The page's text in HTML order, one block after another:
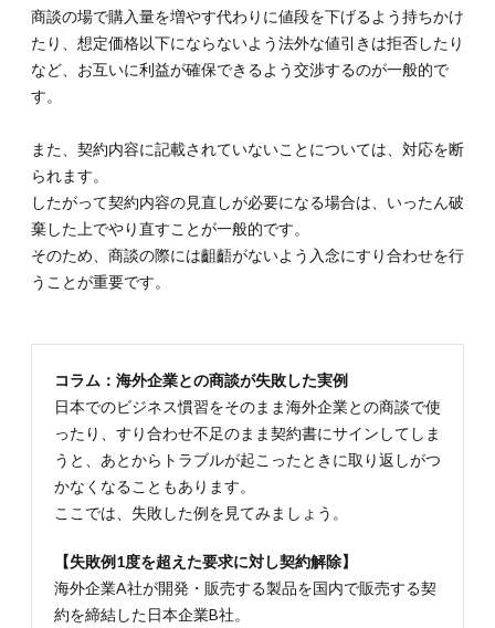
を重視
する
3.3.
ったら
む
3.4.
3-4.イ
エスノ
ーをは
る
3.5.
3-5.デ
ッショ
ンでは
必ず発
言する
4.
【国
別】
商談
商談の場で購入量を増やす代わりに値段を下げるよう持ちかけ
たり、想定価格以下にならないよう法外な値引きは拒否したり
など、お互いに利益が確保できるよう交渉するのが一般的で
す。
また、契約内容に記載されていないことについては、対応を断
られます。
したがって契約内容の見直しが必要になる場合は、いったん破
棄した上でやり直すことが一般的です。
そのため、商談の際には齟齬がないよう入念にすり合わせを行
うことが重要です。
コラム：海外企業との商談が失敗した実例
日本でのビジネス慣習をそのまま海外企業との商談で使
ったり、すり合わせ不足のまま契約書にサインしてしま
うと、あとからトラブルが起こったときに取り返しがつ
かなくなることもあります。
ここでは、失敗した例を見てみましょう。
【失敗例1度を超えた要求に対し契約解除】
海外企業A社が開発・販売する製品を国内で販売する契
約を締結した日本企業B社。